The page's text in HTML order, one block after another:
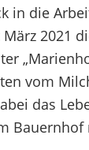
in die
2021
vom
das